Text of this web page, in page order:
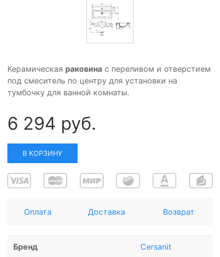
Керамическая раковина с переливом и отверстием
под смеситель по центру для установки на
тумбочку для ванной комнаты.
6 294 руб.
В КОРЗИНУ
Оплата Доставка Возврат
Бренд Cersanit